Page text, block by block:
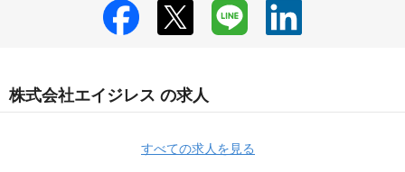
株式会社エイジレス の求人
すべての求人を見る